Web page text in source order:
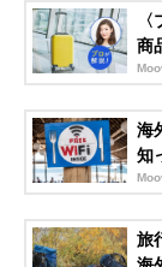
Amazonで見る
Amazonで見る
商
海
知
旅